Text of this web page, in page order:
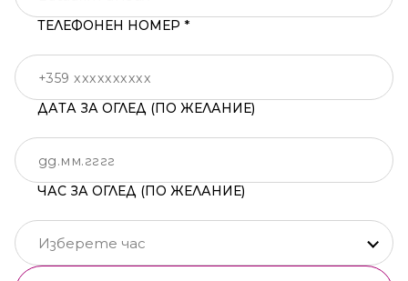
ТЕЛЕФОНЕН НОМЕР *
ДАТА ЗА ОГЛЕД (ПО ЖЕЛАНИЕ)
ЧАС ЗА ОГЛЕД (ПО ЖЕЛАНИЕ)
Изберете час